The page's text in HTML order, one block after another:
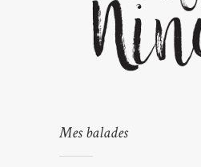
Mes balades